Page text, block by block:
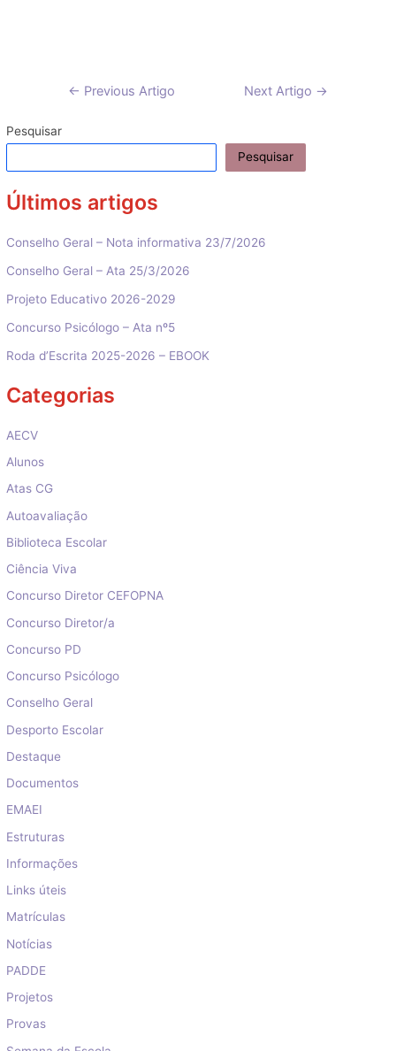
Navegação
artigos
← Previous Artigo Next Artigo →
Pesquisar
Pesquisar
Últimos artigos
Conselho Geral – Nota informativa 23/7/2026
Conselho Geral – Ata 25/3/2026
Projeto Educativo 2026-2029
Concurso Psicólogo – Ata nº5
Roda d’Escrita 2025-2026 – EBOOK
Categorias
AECV
Alunos
Atas CG
Autoavaliação
Biblioteca Escolar
Ciência Viva
Concurso Diretor CEFOPNA
Concurso Diretor/a
Concurso PD
Concurso Psicólogo
Conselho Geral
Desporto Escolar
Destaque
Documentos
EMAEI
Estruturas
Informações
Links úteis
Matrículas
Notícias
PADDE
Projetos
Provas